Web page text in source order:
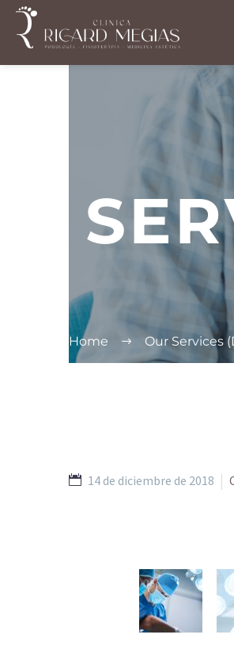
Home Our Services
14 de diciembre de 2018